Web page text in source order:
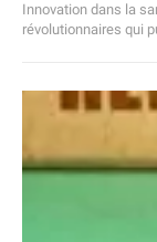
Innovation dans la
révolutionnaires qui